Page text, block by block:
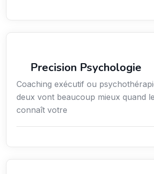
Precision Psychologie
Coaching exécutif ou
deux vont beaucoup mieux quand
connaît votre